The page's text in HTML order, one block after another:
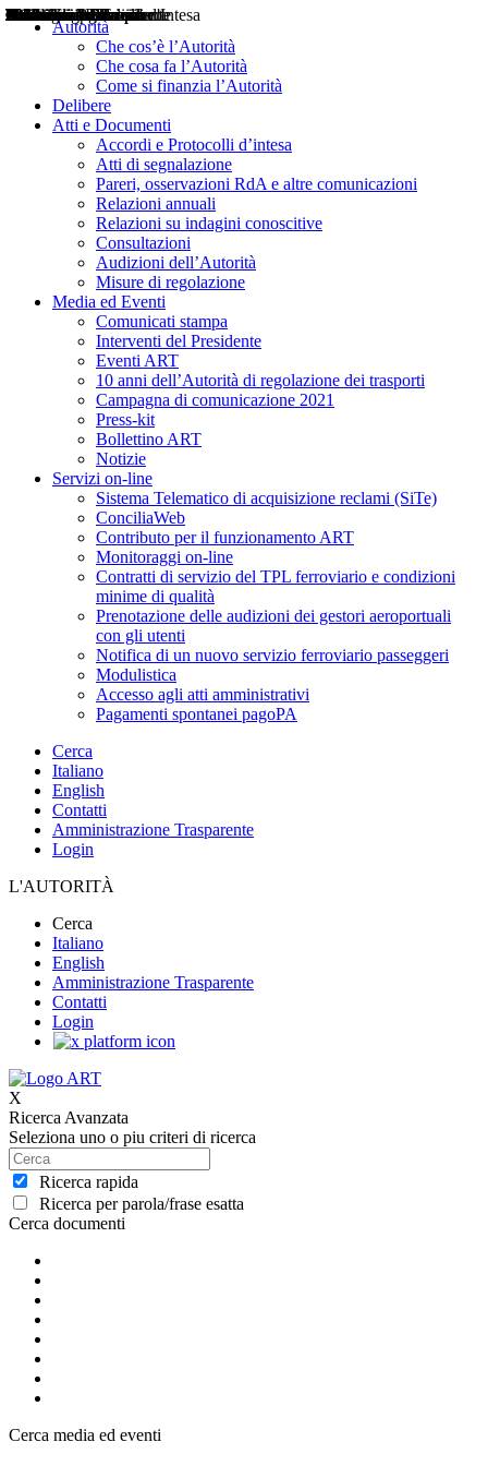
Autorità
Che cos’è l’Autorità
Che cosa fa l’Autorità
Come si finanzia l’Autorità
Delibere
Atti e Documenti
Accordi e Protocolli d’intesa
Atti di segnalazione
Pareri, osservazioni RdA e altre comunicazioni
Relazioni annuali
Relazioni su indagini conoscitive
Consultazioni
Audizioni dell’Autorità
Misure di regolazione
Media ed Eventi
Comunicati stampa
Interventi del Presidente
Eventi ART
10 anni dell’Autorità di regolazione dei trasporti
Campagna di comunicazione 2021
Press-kit
Bollettino ART
Notizie
Servizi on-line
Sistema Telematico di acquisizione reclami (SiTe)
ConciliaWeb
Contributo per il funzionamento ART
Monitoraggi on-line
Contratti di servizio del TPL ferroviario e condizioni
minime di qualità
Prenotazione delle audizioni dei gestori aeroportuali
con gli utenti
Notifica di un nuovo servizio ferroviario passeggeri
Modulistica
Accesso agli atti amministrativi
Pagamenti spontanei pagoPA
Cerca
Italiano
English
Contatti
Amministrazione Trasparente
Login
L'AUTORITÀ
Cerca
Italiano
English
Amministrazione Trasparente
Contatti
Login
X
Ricerca Avanzata
Seleziona uno o piu criteri di ricerca
Ricerca rapida
Ricerca per parola/frase esatta
Cerca documenti
Delibere
Pareri
Consultazioni
Audizioni
Atti di Segnalazione
Accordi e Protocolli d'Intesa
Relazioni annuali
Misure di regolazione
Cerca media ed eventi
Notizie
Comunicati Stampa
Bollettini ART
Convegni ART
Interviste del Presidente
Articoli in primo piano
Interventi del Presidente
2004
2005
2010
2013
2014
2015
2016
2017
2018
2019
202
2020
2021
2022
2023
2024
2025
2026
Aereo
Marittimo
Terrestre